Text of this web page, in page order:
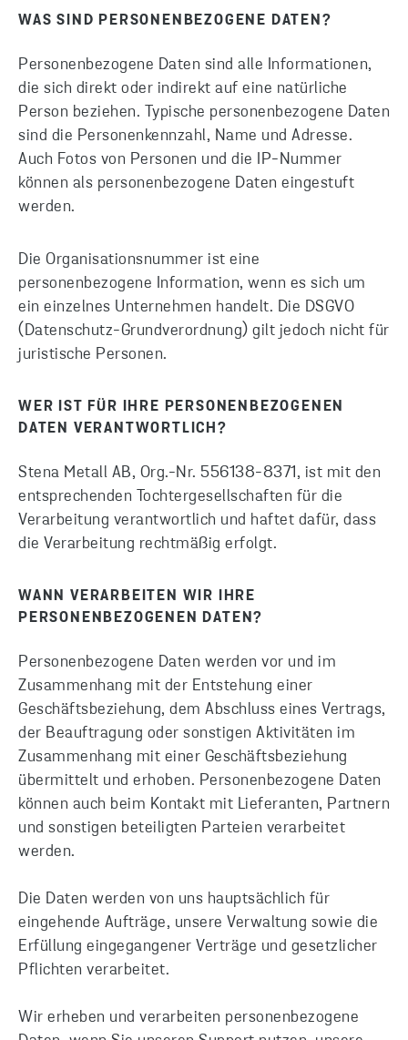
WAS SIND PERSONENBEZOGENE DATEN?
Personenbezogene Daten sind alle Informationen,
die sich direkt oder indirekt auf eine natürliche
Person beziehen. Typische personenbezogene Daten
sind die Personenkennzahl, Name und Adresse.
Auch Fotos von Personen und die IP-Nummer
können als personenbezogene Daten eingestuft
werden.
Die Organisationsnummer ist eine
personenbezogene Information, wenn es sich um
ein einzelnes Unternehmen handelt. Die DSGVO
(Datenschutz-Grundverordnung) gilt jedoch nicht für
juristische Personen.
WER IST FÜR IHRE PERSONENBEZOGENEN
DATEN VERANTWORTLICH?
Stena Metall AB, Org.-Nr. 556138-8371, ist mit den
entsprechenden Tochtergesellschaften für die
Verarbeitung verantwortlich und haftet dafür, dass
die Verarbeitung rechtmäßig erfolgt.
WANN VERARBEITEN WIR IHRE
PERSONENBEZOGENEN DATEN?
Personenbezogene Daten werden vor und im
Zusammenhang mit der Entstehung einer
Geschäftsbeziehung, dem Abschluss eines Vertrags,
der Beauftragung oder sonstigen Aktivitäten im
Zusammenhang mit einer Geschäftsbeziehung
übermittelt und erhoben. Personenbezogene Daten
können auch beim Kontakt mit Lieferanten, Partnern
und sonstigen beteiligten Parteien verarbeitet
werden.
Die Daten werden von uns hauptsächlich für
eingehende Aufträge, unsere Verwaltung sowie die
Erfüllung eingegangener Verträge und gesetzlicher
Pflichten verarbeitet.
Wir erheben und verarbeiten personenbezogene